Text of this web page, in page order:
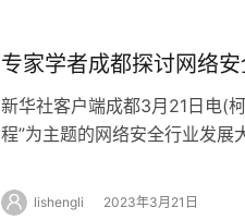
专家学者成都探讨网络
新华社客户端成都3月21日电(
程”为主题的网络安全行业发展
lishengli 2023年3月21日